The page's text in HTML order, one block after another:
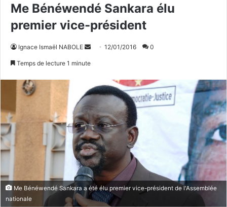
Me Bénéwendé Sankara élu
premier vice-président
Ignace Ismaël NABOLE
y
e
u
n
c
o
u
r
12/01/2016 0
Temps de lecture 1 minute
Me Bénéwendé Sankara a été élu premier vice-président de l'Assemblée
nationale